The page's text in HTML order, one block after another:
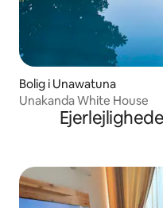
Bolig i Unawatuna
Unakanda White House